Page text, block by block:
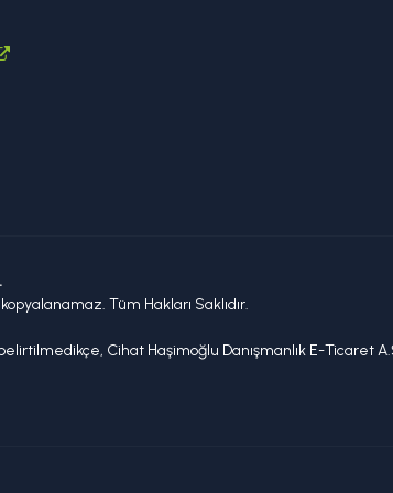
Tüm Hakları Saklıdır.
Cihat Haşimoğlu Danışmanlık E-Ticaret